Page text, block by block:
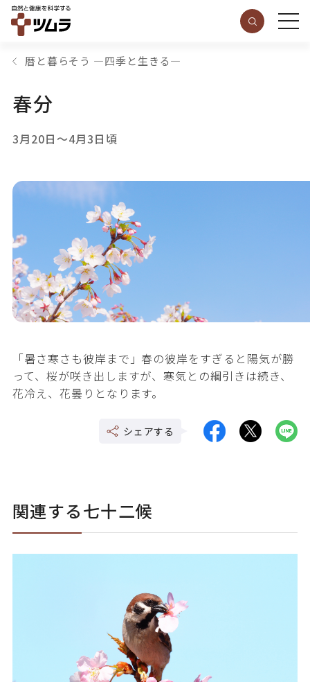
暦と暮らそう ―四季と生きる―
春分
3月20日～4月3日頃
シェアする
「暑さ寒さも彼岸まで」春の彼岸をすぎると陽気が勝
って、桜が咲き出しますが、寒気との綱引きは続き、
花冷え、花曇りとなります。
関連する七十二候